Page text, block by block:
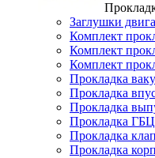
Заглушки
Комплект
Комплект
Комплект
Прокладка
Прокладка
Прокладка
Прокладка ГБЦ
Прокладка
Прокладка